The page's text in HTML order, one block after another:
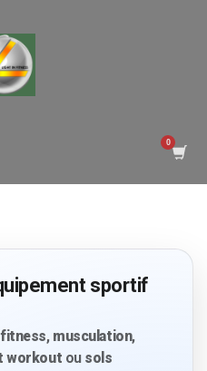
sportif
, musculation,
workout ou sols